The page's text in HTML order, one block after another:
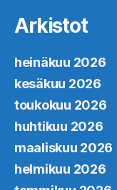
Arkistot
heinäkuu 2026
kesäkuu 2026
toukokuu 2026
huhtikuu 2026
maaliskuu 2026
helmikuu 2026